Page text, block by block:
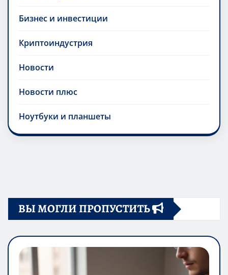
Бизнес и инвестиции
Криптоиндустрия
Новости
Новости плюс
Ноутбуки и планшеты
ВЫ МОГЛИ ПРОПУСТИТЬ